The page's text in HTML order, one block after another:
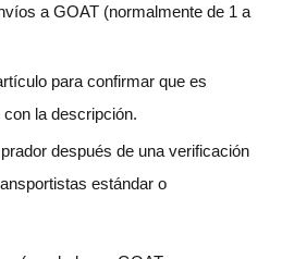
a GOAT (normalmente de 1 a
para confirmar que es
la descripción.
después de una verificación
estándar o